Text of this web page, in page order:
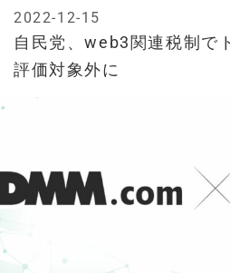
自民党、web3関連税制で
評価対象外に
2022-12-15